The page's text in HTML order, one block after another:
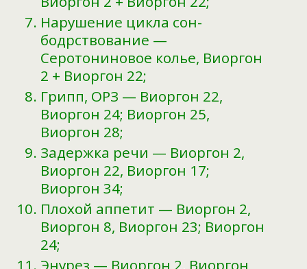
Нарушение цикла сон-
бодрствование —
Серотониновое колье, Виоргон
2 + Виоргон 22;
Грипп, ОРЗ — Виоргон 22,
Виоргон 24; Виоргон 25,
Виоргон 28;
Задержка речи — Виоргон 2,
Виоргон 22, Виоргон 17;
Виоргон 34;
Плохой аппетит — Виоргон 2,
Виоргон 8, Виоргон 23; Виоргон
24;
Энурез — Виоргон 2, Виоргон